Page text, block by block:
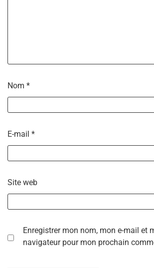
Nom *
E-mail *
Site web
Enregistrer mon nom, mon e-mail et
navigateur pour mon prochain